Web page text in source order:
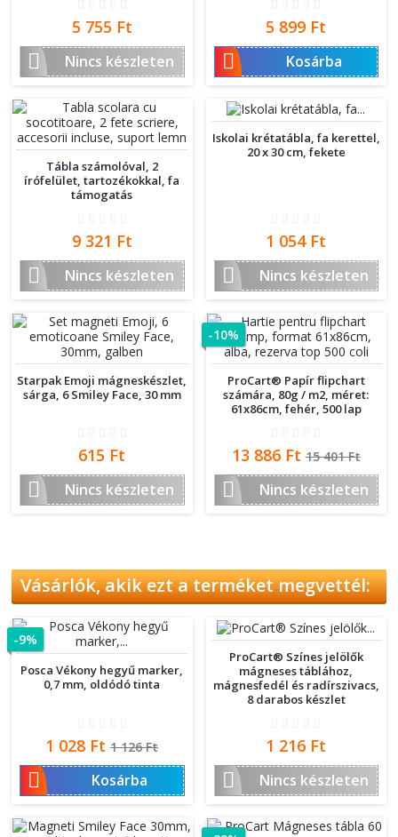
Ár
5 755 Ft
 Nincs készleten
Ár
5 899 Ft
 Kosárba
Tábla számolóval, 2
írófelület, tartozékokkal, fa
támogatás
Ár
9 321 Ft
 Nincs készleten
Iskolai krétatábla, fa kerettel,
20 x 30 cm, fekete
Ár
1 054 Ft
 Nincs készleten
Starpak Emoji mágneskészlet,
sárga, 6 Smiley Face, 30 mm
Ár
615 Ft
 Nincs készleten
ProCart® Papír flipchart
számára, 80g / m2, méret:
61x86cm, fehér, 500 lap
Ár
13 886 Ft Normál
ár
15 401 Ft
 Nincs készleten
-10%
Vásárlók, akik ezt a terméket megvettél:
Posca Vékony hegyű marker,
0,7 mm, oldódó tinta
Ár
1 028 Ft Normál
ár
1 126 Ft
 Kosárba
-9%
ProCart® Színes jelölők
mágneses táblához,
mágnesfedél és radírszivacs,
8 darabos készlet
Ár
1 216 Ft
 Nincs készleten